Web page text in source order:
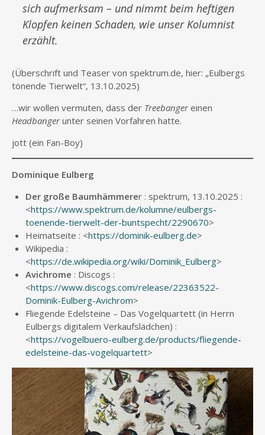
sich aufmerksam – und nimmt beim heftigen
Klopfen keinen Schaden, wie unser Kolumnist
erzählt.
(Überschrift und Teaser von spektrum.de, hier: „Eulbergs
tönende Tierwelt“, 13.10.2025)
…wir wollen vermuten, dass der Treebangereinen
Headbangerunter seinen Vorfahren hatte.
jott (ein Fan-Boy)
Dominique Eulberg
Der große Baumhämmerer : spektrum, 13.10.2025 :
<https://www.spektrum.de/kolumne/eulbergs-
toenende-tierwelt-der-buntspecht/2290670>
Heimatseite : <https://dominik-eulberg.de>
Wikipedia :
<https://de.wikipedia.org/wiki/Dominik_Eulberg>
Avichrome : Discogs :
<https://www.discogs.com/release/22363522-
Dominik-Eulberg-Avichrom>
Fliegende Edelsteine – Das Vogelquartett (in Herrn
Eulbergs digitalem Verkaufslädchen) :
<https://vogelbuero-eulberg.de/products/fliegende-
edelsteine-das-vogelquartett>